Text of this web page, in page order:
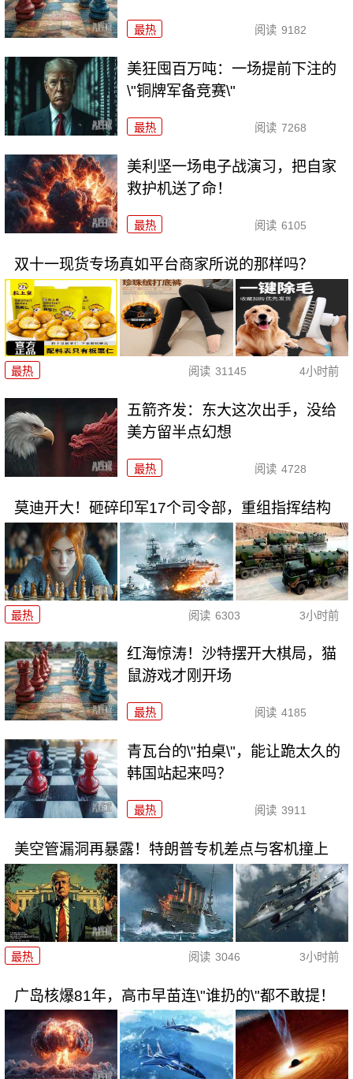
最热 阅读 9182
美狂囤百万吨：一场提前下注的
\"铜牌军备竞赛\"
最热 阅读 7268
美利坚一场电子战演习，把自家
救护机送了命！
最热 阅读 6105
双十一现货专场真如平台商家所说的那样吗？
最热 阅读 31145 4小时前
五箭齐发：东大这次出手，没给
美方留半点幻想
最热 阅读 4728
莫迪开大！砸碎印军17个司令部，重组指挥结构
最热 阅读 6303 3小时前
红海惊涛！沙特摆开大棋局，猫
鼠游戏才刚开场
最热 阅读 4185
青瓦台的\"拍桌\"，能让跪太久的
韩国站起来吗？
最热 阅读 3911
美空管漏洞再暴露！特朗普专机差点与客机撞上
最热 阅读 3046 3小时前
广岛核爆81年，高市早苗连\"谁扔的\"都不敢提！